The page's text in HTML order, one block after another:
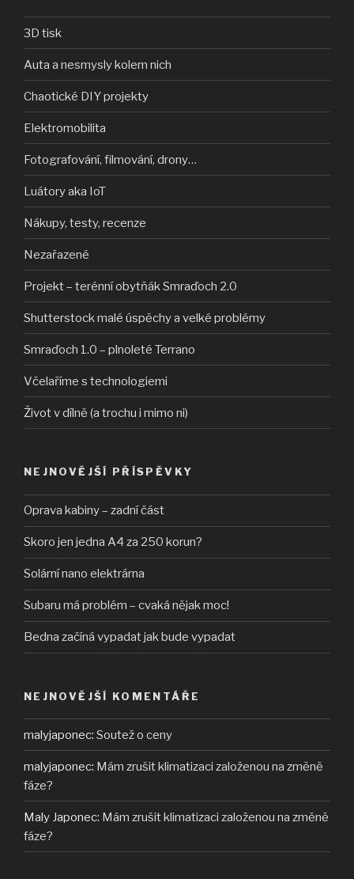
3D tisk
Auta a nesmysly kolem nich
Chaotické DIY projekty
Elektromobilita
Fotografování, filmování, drony…
Luátory aka IoT
Nákupy, testy, recenze
Nezařazené
Projekt – terénní obytňák Smraďoch 2.0
Shutterstock malé úspěchy a velké problémy
Smraďoch 1.0 – plnoleté Terrano
Včelaříme s technologiemi
Život v dílně (a trochu i mimo ni)
NEJNOVĚJŠÍ PŘÍSPĚVKY
Oprava kabiny – zadní část
Skoro jen jedna A4 za 250 korun?
Solární nano elektrárna
Subaru má problém – cvaká nějak moc!
Bedna začíná vypadat jak bude vypadat
NEJNOVĚJŠÍ KOMENTÁŘE
malyjaponec: Soutež o ceny
malyjaponec: Mám zrušit klimatizaci založenou na změně
fáze?
Maly Japonec: Mám zrušit klimatizaci založenou na změně
fáze?